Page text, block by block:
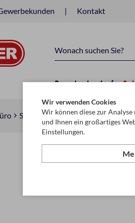
Kontakt
Raucherbedarf
Schreiben, Zeichnen & Korrigieren
Wir verwenden Cookies
Wir können diese zur
und Ihnen ein großartiges
Einstellungen.